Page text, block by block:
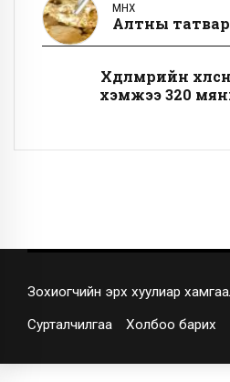
ӨМНӨХ
Алтны
Хөдөлмөрийн
хэмжээ 320
Зохиогчийн эрх хуулиар
Сурталчилгаа Холбоо барих